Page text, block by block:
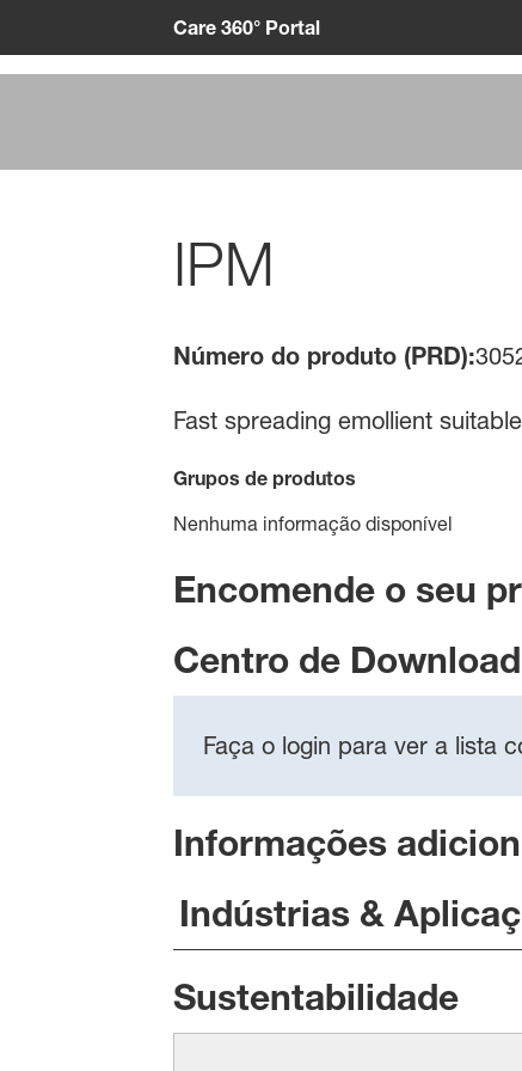
Care 360° Portal
IPM
Número do produto (PRD):
Fast spreading emollient
Grupos de produtos
Nenhuma informação disponível
Encomende o seu
Centro de
Faça o login para ver a lista
Informações
Indústrias &
Sustentabilidade